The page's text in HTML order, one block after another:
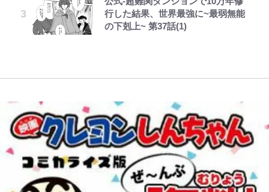
行した結果、世界最強に~最弱無能
の下剋上~ 第37話(1)
錦織一清が語る還暦からの新たな挑
戦…少年隊の分岐点と60代で挑む
タンク？」「デカすぎて...」“豊胸
事情”と“体重10kg増”も「こんな可
る「季節の虫」の探し方 vol.21】
【キャンプ自己啓発】増えすぎたギ
著
いい｣｢好きなデザイン｣｢今年は2nd
買おうかな｣
『この素晴らしい世界に祝福を！』
10万針以上の密度で再現された“め